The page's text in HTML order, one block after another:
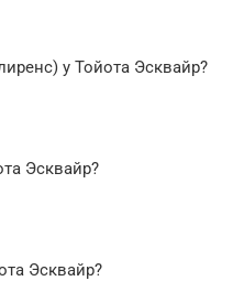
у Тойота Эсквайр?
Эсквайр?
Эсквайр?